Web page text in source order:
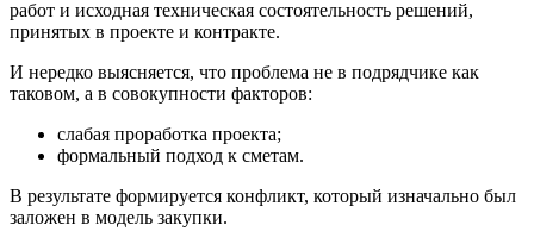
работ и исходная техническая состоятельность решений,
принятых в проекте и контракте.
И нередко выясняется, что проблема не в подрядчике как
таковом, а в совокупности факторов:
слабая проработка проекта;
формальный подход к сметам.
В результате формируется конфликт, который изначально был
заложен в модель закупки.